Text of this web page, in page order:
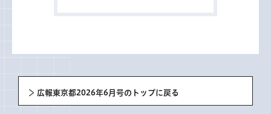
広報東京都2026年6月号のトップに戻る